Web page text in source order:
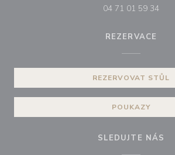
04 71 01 59 34
REZERVACE
REZERVOVAT STŮL
POUKAZY
SLEDUJTE NÁS